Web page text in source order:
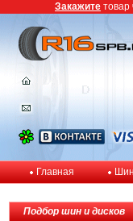
Главная
Подбор шин и дисков
Закажите товар